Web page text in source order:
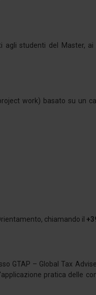
agli studenti del Master,
work) basato su un
chiamando il
GTAP – Global Tax
pratica delle